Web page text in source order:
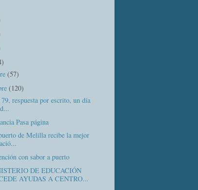
(57)
(120)
respuesta por escrito, un día
Pasa página
de Melilla recibe la mejor
con sabor a puerto
DE EDUCACIÓN
AYUDAS A CENTRO...